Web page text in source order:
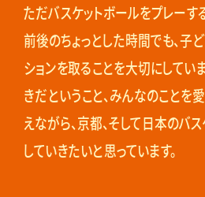
ただバスケットボールをプレーす
前後のちょっとした時間でも、子
ションを取ることを大切にしてい
きだということ、みんなのことを
えながら、京都、そして日本のバ
していきたいと思っています。